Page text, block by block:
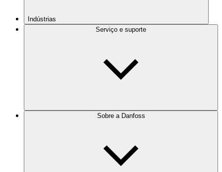
Indústrias
Serviço e suporte
Sobre a Danfoss